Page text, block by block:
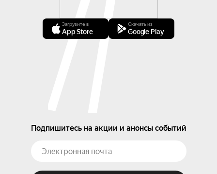
Загрузите в
App Store
Скачать из
Google Play
Подпишитесь на акции и анонсы событий